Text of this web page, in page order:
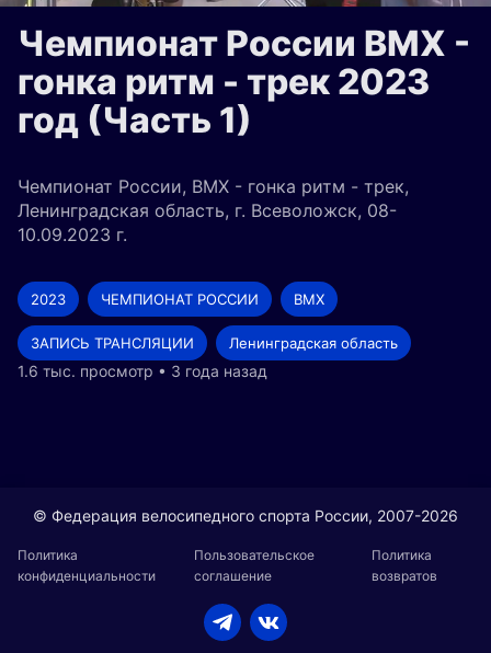
Чемпионат России ВМХ -
гонка ритм - трек 2023
год (Часть 1)
Чемпионат России, ВМХ - гонка ритм - трек,
Ленинградская область, г. Всеволожск, 08-
10.09.2023 г.
2023 ЧЕМПИОНАТ РОССИИ BMX
ЗАПИСЬ ТРАНСЛЯЦИИ Ленинградская область
1.6 тыс. просмотр • 3 года назад
© Федерация велосипедного спорта России, 2007-2026
Политика
конфиденциальности
Пользовательское
соглашение
Политика
возвратов